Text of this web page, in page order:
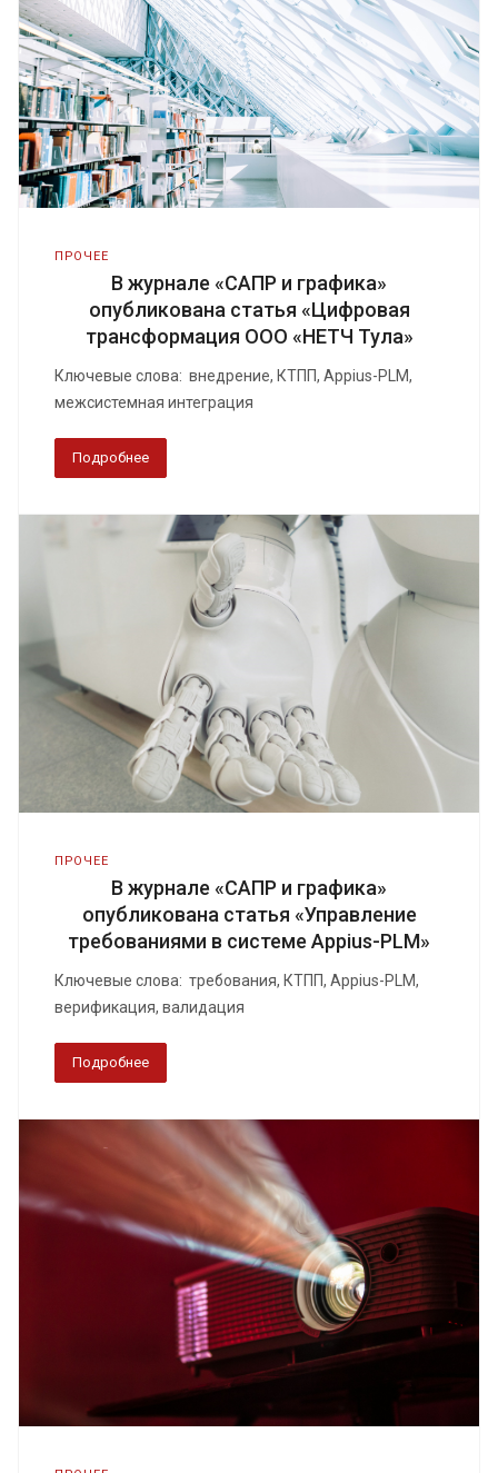
ПРОЧЕЕ
В журнале «САПР и графика»
опубликована статья «Цифровая
трансформация ООО «НЕТЧ Тула»
Ключевые слова: внедрение, КТПП, Appius-PLM,
межсистемная интеграция
Подробнее
ПРОЧЕЕ
В журнале «САПР и графика»
опубликована статья «Управление
требованиями в системе Appius-PLM»
Ключевые слова: требования, КТПП, Appius-PLM,
верификация, валидация
Подробнее